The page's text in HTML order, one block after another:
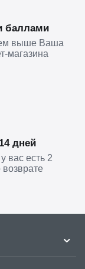
баллами
выше Ваша
магазина
дней
вас есть 2